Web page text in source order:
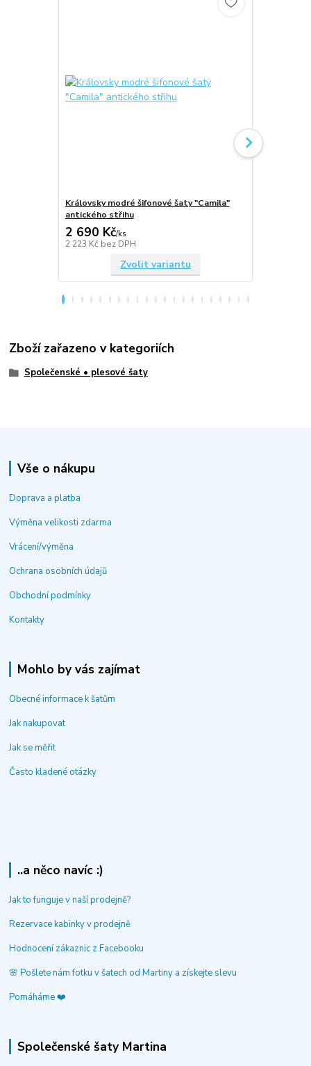
Královsky modré šifonové šaty "Camila"
antického střihu
2 690 Kč/ks
2 223 Kč bez DPH
Zvolit variantu
Zboží zařazeno v kategoriích
Společenské • plesové šaty
Vše o nákupu
Doprava a platba
Výměna velikosti zdarma
Vrácení/výměna
Ochrana osobních údajů
Obchodní podmínky
Kontakty
Mohlo by vás zajímat
Obecné informace k šatům
Jak nakupovat
Jak se měřit
Často kladené otázky
..a něco navíc :)
Jak to funguje v naší prodejně?
Rezervace kabinky v prodejně
Hodnocení zákaznic z Facebooku
🌸 Pošlete nám fotku v šatech od Martiny a získejte slevu
Pomáháme ❤️
Společenské šaty Martina